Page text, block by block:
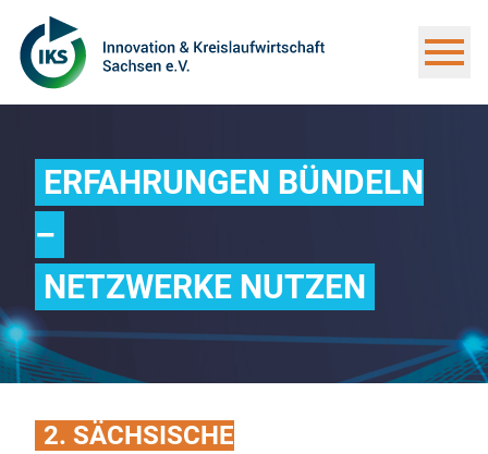
ERFAHRUNGEN BÜNDELN
–
NETZWERKE NUTZEN
2. SÄCHSISCHE